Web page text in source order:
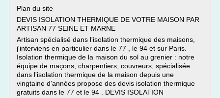
Plan du site
DEVIS ISOLATION THERMIQUE DE VOTRE MAISON PAR
ARTISAN 77 SEINE ET MARNE
Artisan spécialisé dans l'isolation thermique des maisons,
j'interviens en particulier dans le 77 , le 94 et sur Paris.
Isolation thermique de la maison du sol au grenier : notre
équipe de maçons, charpentiers, couvreurs, spécialisée
dans l'isolation thermique de la maison depuis une
vingtaine d'années propose des devis isolation thermique
gratuits dans le 77 et le 94 . DEVIS ISOLATION